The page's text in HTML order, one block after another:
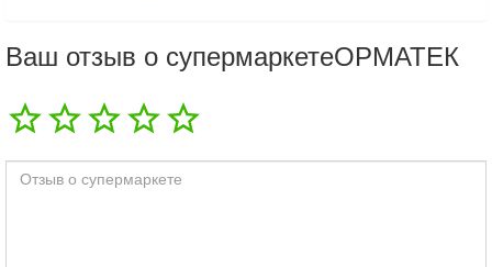
Ваш отзыв о супермаркетеОРМАТЕК